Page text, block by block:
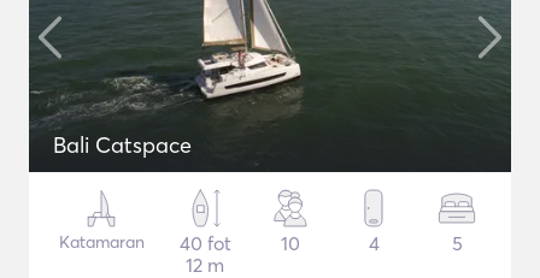
Bali Catspace
Katamaran
40 fot
12 m
10 4 5